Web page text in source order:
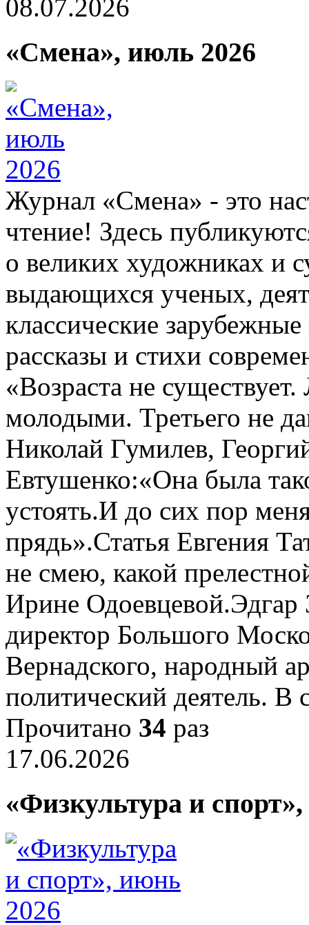
08.07.2026
«Смена», июль 2026
Журнал «Смена» - это
чтение! Здесь
о великих художниках и
выдающихся ученых,
классические
рассказы и стихи
«Возраста не
молодыми. Третьего не
Николай Гумилев,
Евтушенко:«Она была
устоять.И до сих пор
прядь».Статья Евгения
не смею, какой
Ирине
директор Большого
Вернадского, народный
политический деятель.
Прочитано 34 раз
17.06.2026
«Физкультура и